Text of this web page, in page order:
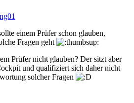
einem Prüfer schon glauben,
Fragen geht
Prüfer nicht glauben? Der sitzt aber
und qualifiziert sich daher nicht
solcher Fragen